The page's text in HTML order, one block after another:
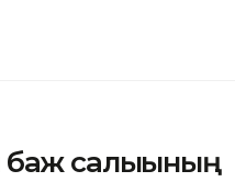
салығының